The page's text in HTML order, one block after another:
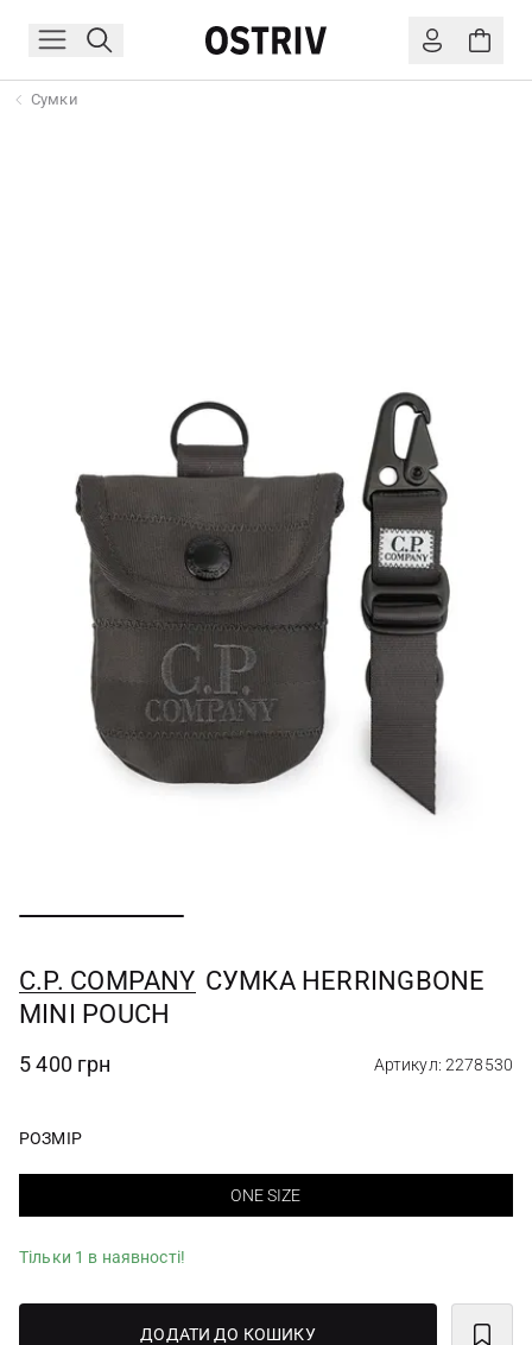
Сумки
C.P. COMPANY СУМКА HERRINGBONE
MINI POUCH
5 400 грн Артикул: 2278530
РОЗМІР
ONE SIZE
Тільки 1 в наявності!
ДОДАТИ ДО КОШИКУ